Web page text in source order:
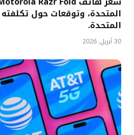
المتحدة، وتوقعات حول
المتحدة.
30 أبريل, 2026